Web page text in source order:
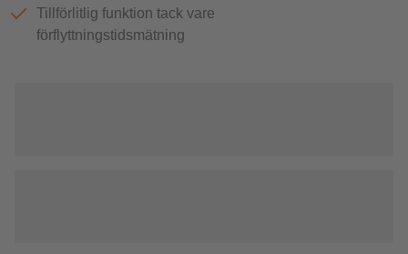
Tillförlitlig funktion tack vare
förflyttningstidsmätning